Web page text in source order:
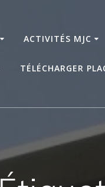
ACTIVITÉS MJC
TÉLÉCHARGER